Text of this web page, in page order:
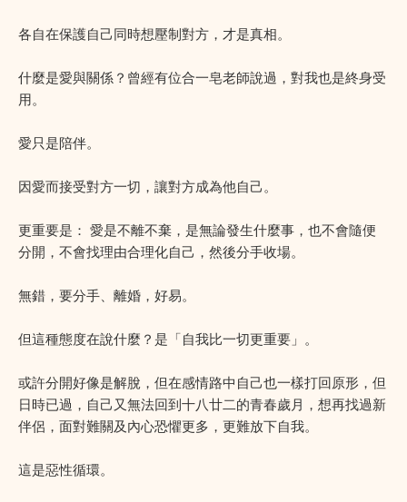
各自在保護自己同時想壓制對方，才是真相。
什麼是愛與關係？曾經有位合一皂老師說過，對我也是終身受
用。
愛只是陪伴。
因愛而接受對方一切，讓對方成為他自己。
更重要是： 愛是不離不棄，是無論發生什麼事，也不會隨便
分開，不會找理由合理化自己，然後分手收場。
無錯，要分手、離婚，好易。
但這種態度在說什麼？是「自我比一切更重要」。
或許分開好像是解脫，但在感情路中自己也一樣打回原形，但
日時已過，自己又無法回到十八廿二的青春歲月，想再找過新
伴侶，面對難關及內心恐懼更多，更難放下自我。
這是惡性循環。